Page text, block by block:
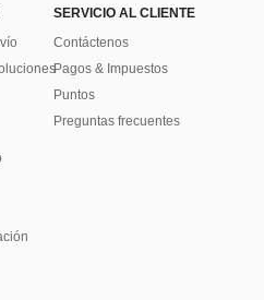
SERVICIO AL CLIENTE
Contáctenos
Pagos & Impuestos
Puntos
Preguntas frecuentes